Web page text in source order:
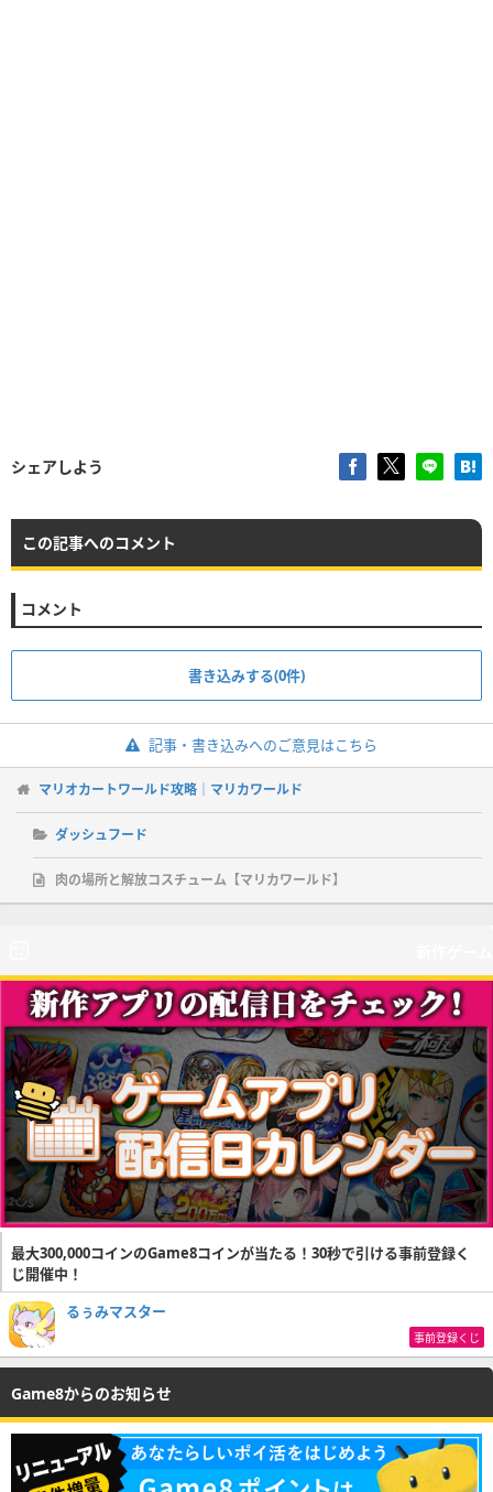
シェアしよう
この記事へのコメント
コメント
書き込みする(0件)
記事・書き込みへのご意見はこちら
マリオカートワールド攻略｜マリカワールド
ダッシュフード
肉の場所と解放コスチューム【マリカワールド】
最大300,000コインのGame8コインが当たる！30秒で引ける事前登録く
じ開催中！
るぅみマスター
事前登録くじ
Game8からのお知らせ